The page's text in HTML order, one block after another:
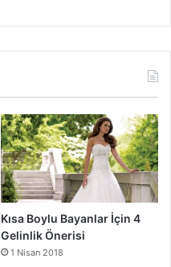
Kısa Boylu Bayanlar İçin 4
Gelinlik Önerisi
1 Nisan 2018